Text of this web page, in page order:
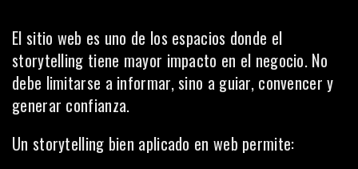
El sitio web es uno de los espacios donde el
storytelling tiene mayor impacto en el negocio. No
debe limitarse a informar, sino a guiar, convencer y
generar confianza.
Un storytelling bien aplicado en web permite: